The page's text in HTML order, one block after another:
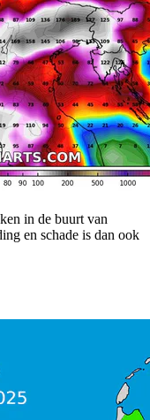
in de buurt van
en schade is dan ook